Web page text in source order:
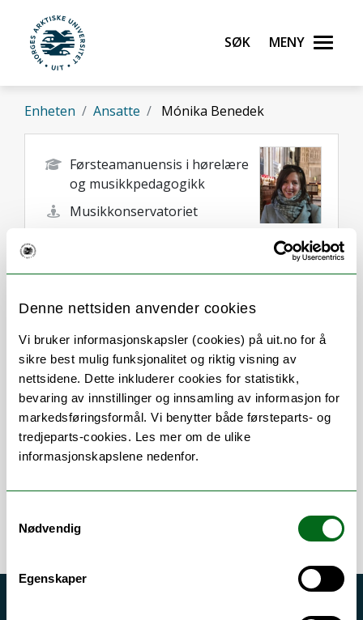
Denne nettsiden anvender cookies
Vi bruker informasjonskapsler (cookies) på uit.no for å
sikre best mulig funksjonalitet og riktig visning av
nettsidene. Dette inkluderer cookies for statistikk,
bevaring av innstillinger og innsamling av informasjon for
markedsføringsformål. Vi benytter både førsteparts- og
tredjeparts-cookies. Les mer om de ulike
informasjonskapslene nedenfor.
Nødvendig
Egenskaper
Gå til hovedinnhold
UiT Norges arktiske universitet
Søk Meny
Enheten Ansatte Mónika Benedek
Førsteamanuensis i hørelære
og musikkpedagogikk
Musikkonservatoriet
Om Forskning og undervisning
Error rendering component